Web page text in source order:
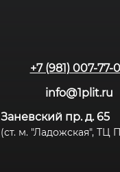
+7 (981) 007-77-
info@1plit.ru
Заневский пр. д. 65
(ст. м. "Ладожская", ТЦ